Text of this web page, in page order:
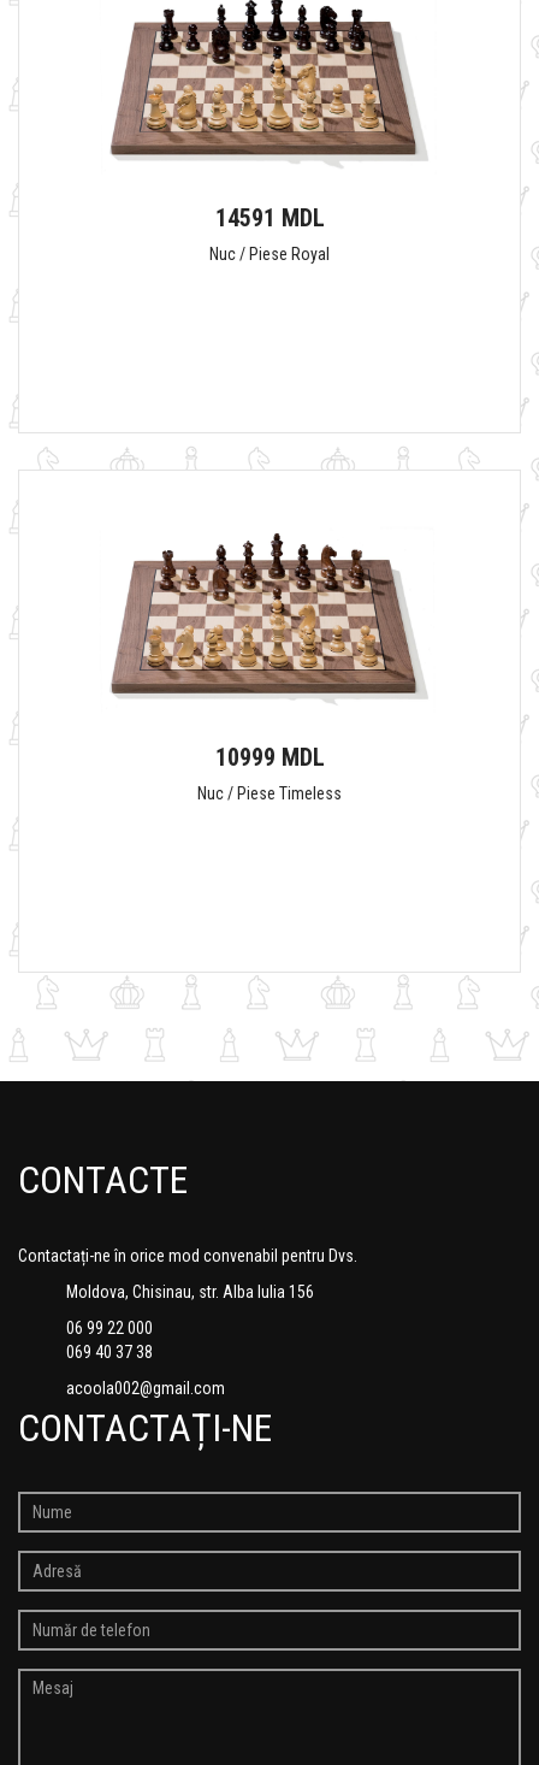
14591 MDL
Nuc / Piese Royal
10999 MDL
Nuc / Piese Timeless
CONTACTE
Contactați-ne în orice mod convenabil pentru Dvs.
Moldova, Chisinau, str. Alba Iulia 156
06 99 22 000
069 40 37 38
acoola002@gmail.com
CONTACTAȚI-NE